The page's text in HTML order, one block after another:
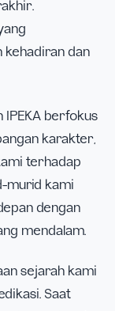
kehadiran dan
IPEKA berfokus
karakter,
terhadap
murid kami
dengan
mendalam.
sejarah kami
Saat